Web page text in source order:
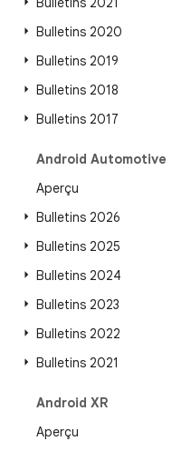
Bulletins 2020
Bulletins 2019
Bulletins 2018
Bulletins 2017
Android Automotive
Aperçu
Bulletins 2026
Bulletins 2025
Bulletins 2024
Bulletins 2023
Bulletins 2022
Bulletins 2021
Android XR
Aperçu